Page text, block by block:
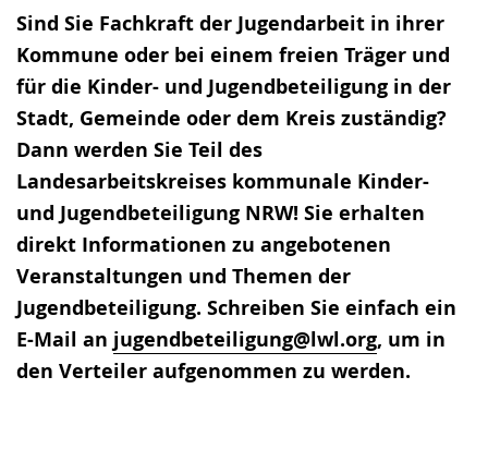
Sind Sie Fachkraft der Jugendarbeit in ihrer
Kommune oder bei einem freien Träger und
für die Kinder- und Jugendbeteiligung in der
Stadt, Gemeinde oder dem Kreis zuständig?
Dann werden Sie Teil des
Landesarbeitskreises kommunale Kinder-
und Jugendbeteiligung NRW! Sie erhalten
direkt Informationen zu angebotenen
Veranstaltungen und Themen der
Jugendbeteiligung. Schreiben Sie einfach ein
E-Mail an jugendbeteiligung@lwl.org, um in
den Verteiler aufgenommen zu werden.